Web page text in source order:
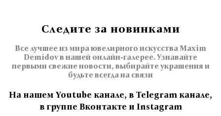
Следите за новинками
Все лучшее из мира ювелирного искусства Maxim
Demidov в нашей онлайн-галерее. Узнавайте
первыми свежие новости, выбирайте украшения и
будьте всегда на связи
На нашем Youtube канале, в Telegram канале,
в группе Вконтакте и Instagram